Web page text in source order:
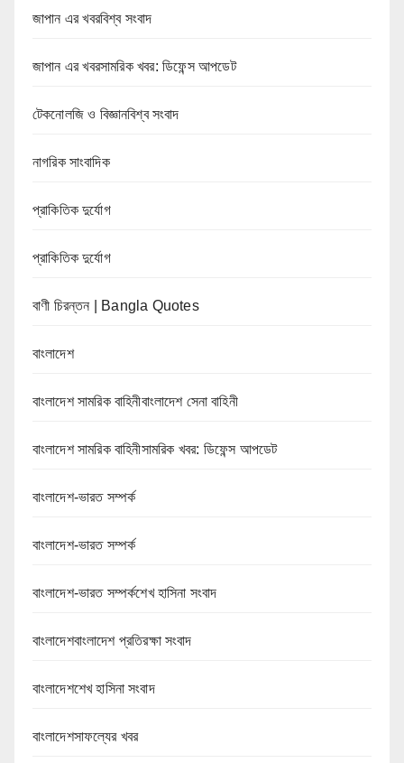
জাপান এর খবরবিশ্ব সংবাদ
জাপান এর খবরসামরিক খবর: ডিফেন্স আপডেট
টেকনোলজি ও বিজ্ঞানবিশ্ব সংবাদ
নাগরিক সাংবাদিক
প্রাকিতিক দুর্যোগ
প্রাকিতিক দুর্যোগ
বাণী চিরন্তন | Bangla Quotes
বাংলাদেশ
বাংলাদেশ সামরিক বাহিনীবাংলাদেশ সেনা বাহিনী
বাংলাদেশ সামরিক বাহিনীসামরিক খবর: ডিফেন্স আপডেট
বাংলাদেশ-ভারত সম্পর্ক
বাংলাদেশ-ভারত সম্পর্ক
বাংলাদেশ-ভারত সম্পর্কশেখ হাসিনা সংবাদ
বাংলাদেশবাংলাদেশ প্রতিরক্ষা সংবাদ
বাংলাদেশশেখ হাসিনা সংবাদ
বাংলাদেশসাফল্যের খবর